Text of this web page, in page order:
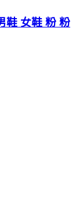
鞋 女鞋 粉 粉